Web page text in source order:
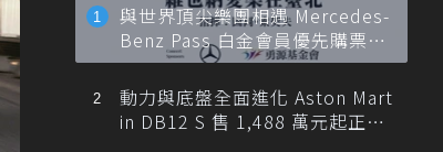
與世界頂尖樂團相遇 Mercedes-
Benz Pass 白金會員優先購票維
也納愛樂
動力與底盤全面進化 Aston Mart
in DB12 S 售 1,488 萬元起正式